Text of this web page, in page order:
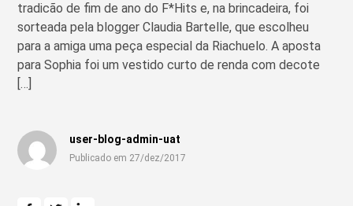
tradicão de fim de ano do F*Hits e, na brincadeira, foi
sorteada pela blogger Claudia Bartelle, que escolheu
para a amiga uma peça especial da Riachuelo. A aposta
para Sophia foi um vestido curto de renda com decote
[…]
user-blog-admin-uat
Publicado em 27/dez/2017